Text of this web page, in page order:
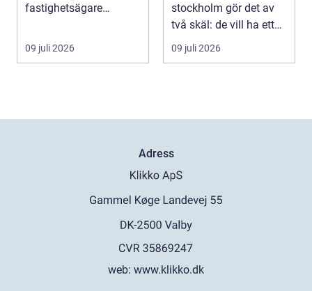
fastighetsägare
09 juli 2026
stockholm gör det av
två skäl: de vill ha ett
tystare och m...
09 juli 2026
Adress
web: www.klikko.dk